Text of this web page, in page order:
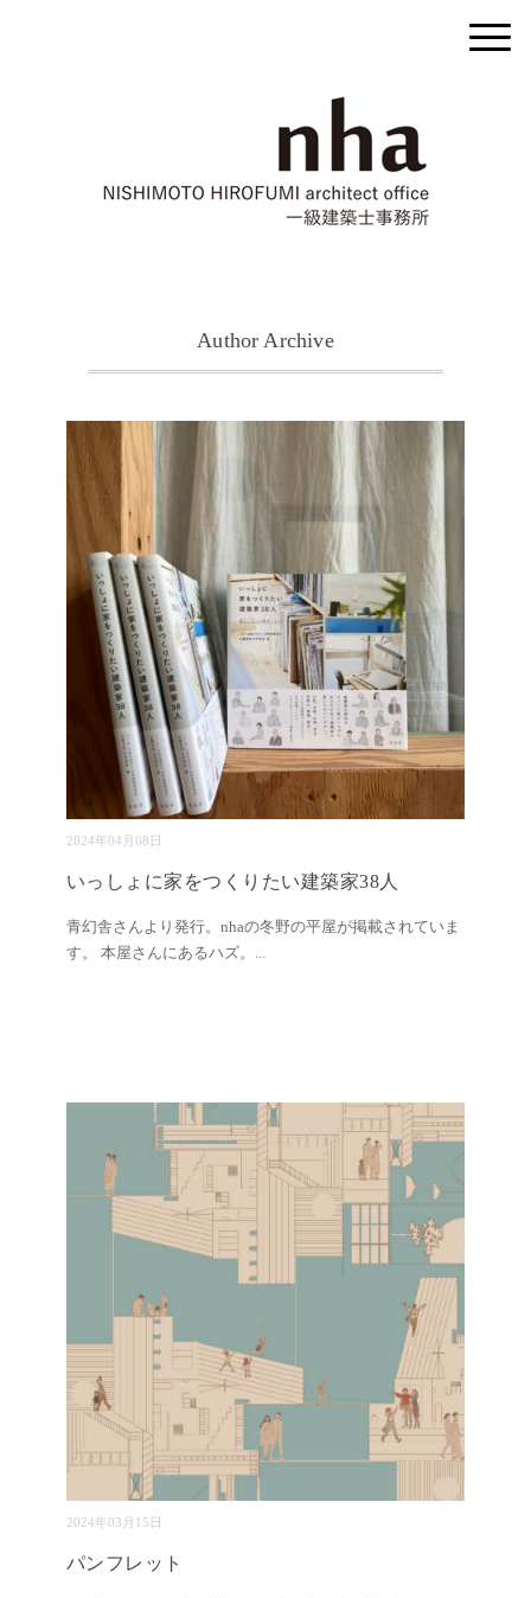
Author Archive
2024年04月08日
いっしょに家をつくりたい建築家38人
青幻舎さんより発行。nhaの冬野の平屋が掲載されていま
す。 本屋さんにあるハズ。 ...
2024年03月15日
パンフレット